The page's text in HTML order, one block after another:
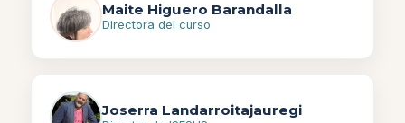
Maite Higuero Barandalla
Directora del curso
Joserra Landarroitajauregi